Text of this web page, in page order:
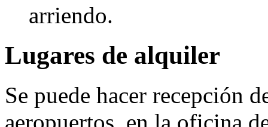
arriendo.
Lugares de alquiler
Se puede hacer recepción
aeropuertos, en la oficina